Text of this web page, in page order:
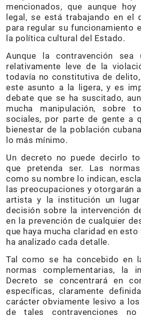
mencionados, que aunque
legal, se está trabajando en el
para regular su funcionamiento
la política cultural del Estado.
Aunque la contravención sea
relativamente leve de la
todavía no constitutiva de
este asunto a la ligera, y es
debate que se ha suscitado,
mucha manipulación, sobre
sociales, por parte de gente a
bienestar de la población
lo más mínimo.
Un decreto no puede decirlo
que pretenda ser. Las normas
como su nombre lo indican,
las preocupaciones y otorgarán
artista y la institución un
decisión sobre la intervención
en la prevención de cualquier
que haya mucha claridad en
ha analizado cada detalle.
Tal como se ha concebido en
normas complementarias, la
Decreto se concentrará en
específicas, claramente
carácter obviamente lesivo a
de tales contravenciones